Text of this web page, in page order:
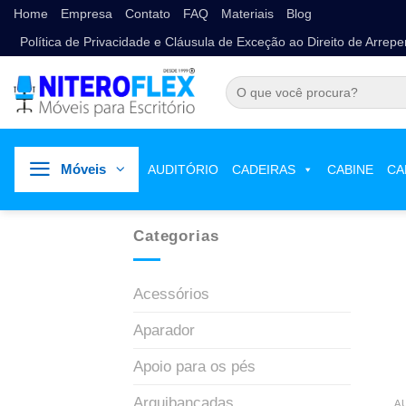
Home Empresa Contato FAQ Materiais Blog
Política de Privacidade e Cláusula de Exceção ao Direito de
Móveis AUDITÓRIO CADEIRAS CABINE
Categorias
Acessórios
Aparador
Apoio para os pés